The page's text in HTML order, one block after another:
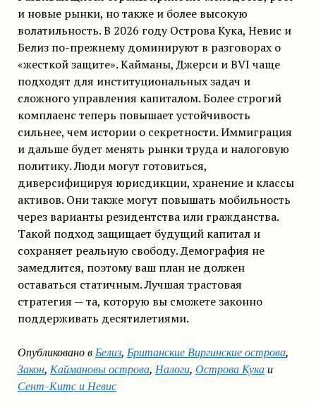
и новые рынки, но также и более высокую
волатильность. В 2026 году Острова Кука, Невис и
Белиз по-прежнему доминируют в разговорах о
«жесткой защите». Кайманы, Джерси и BVI чаще
подходят для институциональных задач и
сложного управления капиталом. Более строгий
комплаенс теперь повышает устойчивость
сильнее, чем истории о секретности. Иммиграция
и дальше будет менять рынки труда и налоговую
политику. Люди могут готовиться,
диверсифицируя юрисдикции, хранение и классы
активов. Они также могут повышать мобильность
через варианты резидентства или гражданства.
Такой подход защищает будущий капитал и
сохраняет реальную свободу. Демография не
замедлится, поэтому ваш план не должен
оставаться статичным. Лучшая трастовая
стратегия — та, которую вы сможете законно
поддерживать десятилетиями.
Опубликовано вБелиз, Британские Виргинские острова,
Закон, Каймановы острова, Налоги, Острова Кукаи
Сент-Китс и Невис